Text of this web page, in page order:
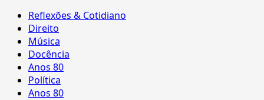
Primary
Menu
Reflexões & Cotidiano
Direito
Música
Docência
Anos 80
Política
Anos 80